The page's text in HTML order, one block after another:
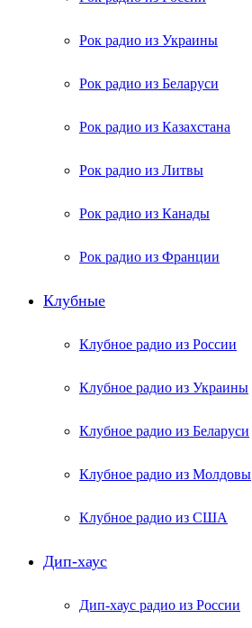
Рок радио из Украины
Рок радио из Беларуси
Рок радио из Казахстана
Рок радио из Литвы
Рок радио из Канады
Рок радио из Франции
Клубные
Клубное радио из России
Клубное радио из Украины
Клубное радио из Беларуси
Клубное радио из Молдовы
Клубное радио из США
Дип-хаус
Дип-хаус радио из России